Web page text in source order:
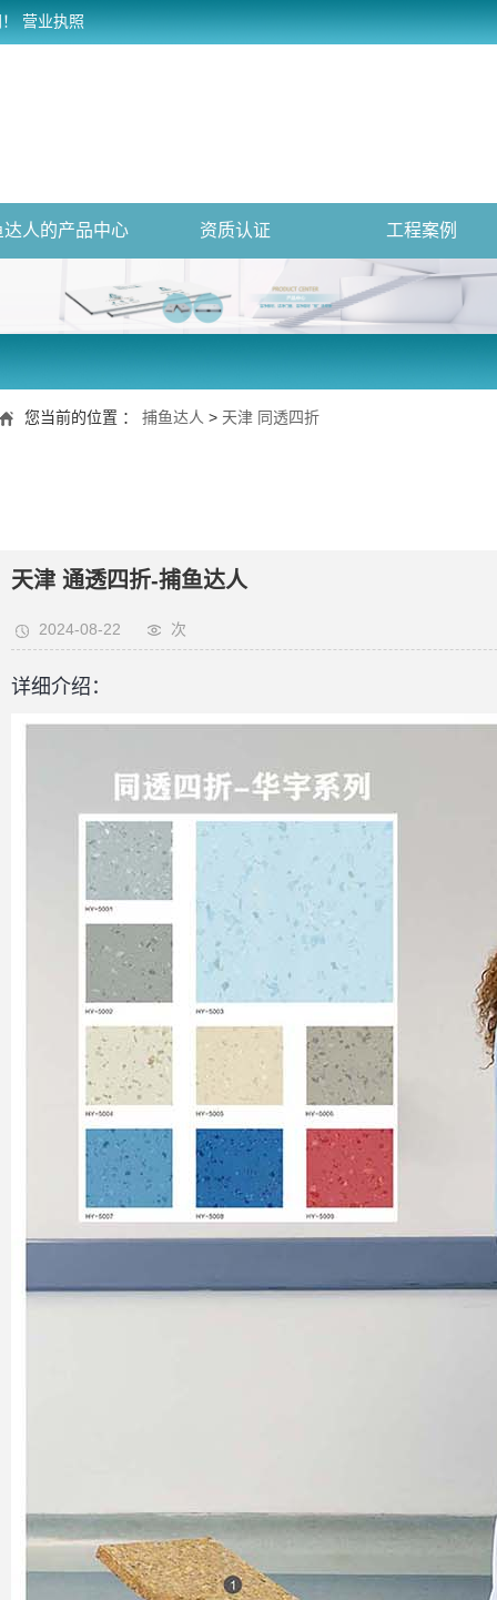
营业执照
达人的产品中心 资质认证 工程案例
您当前的位置 ： 捕鱼达人 > 天津 同透四折
天津 通透四折-捕鱼达人
2024-08-22 次
详细介绍：